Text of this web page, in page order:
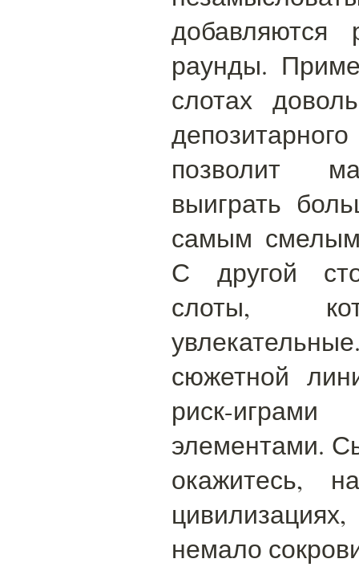
добавляются
раунды.
слотах
позволит
выиграть
самым смелым
С другой
слоты,
сюжетной
риск-
элементами.
окажитесь,
немало